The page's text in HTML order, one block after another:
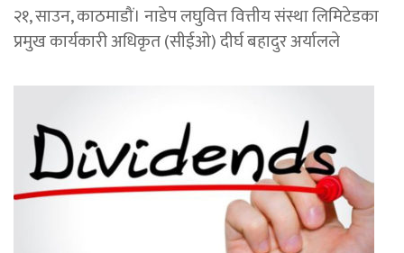
२१, साउन, काठमाडौं। नाडेप लघुवित्त वित्तीय संस्था लिमिटेडका
प्रमुख कार्यकारी अधिकृत (सीईओ) दीर्घ बहादुर अर्यालले